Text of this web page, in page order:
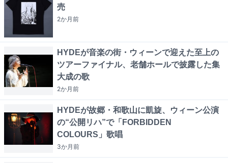
売
2か月前
HYDEが音楽の街・ウィーンで迎えた至上の
ツアーファイナル、老舗ホールで披露した集
大成の歌
2か月前
HYDEが故郷・和歌山に凱旋、ウィーン公演
の“公開リハ”で「FORBIDDEN
COLOURS」歌唱
3か月前